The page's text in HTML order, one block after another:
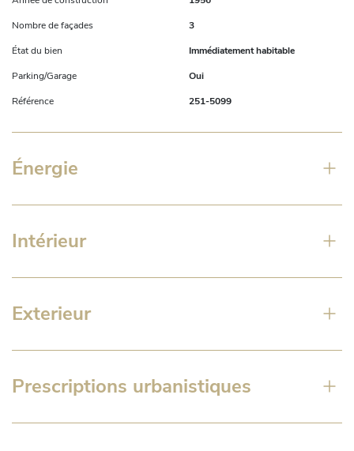
Nombre de façades
3
État du bien
Immédiatement habitable
Parking/Garage
Oui
Référence
251-5099
Énergie
Intérieur
Exterieur
Prescriptions urbanistiques